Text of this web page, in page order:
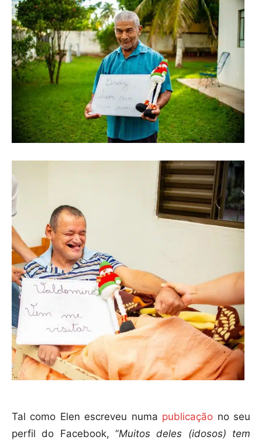
Tal como Elen escreveu numa publicação no seu
perfil do Facebook, “Muitos deles (idosos) tem